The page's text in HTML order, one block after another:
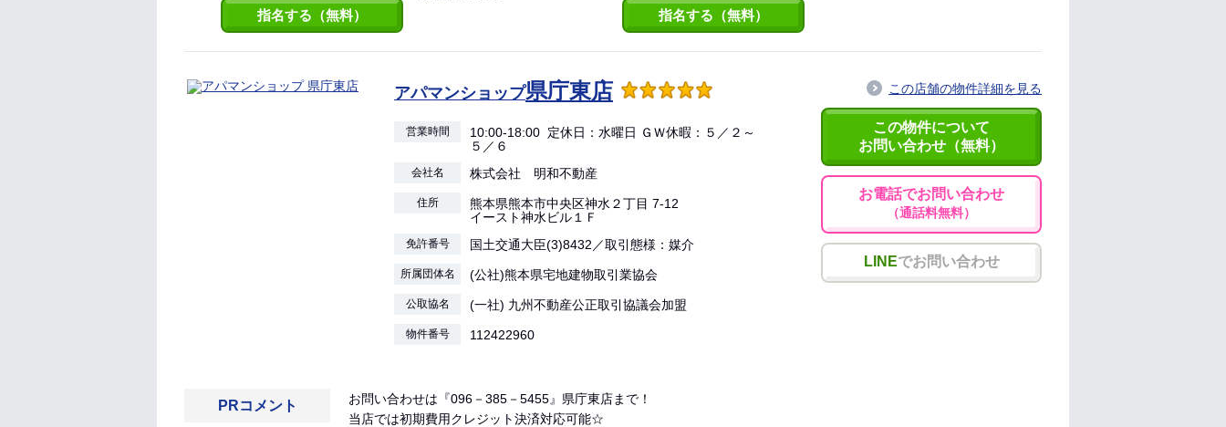
指名する（無料） 指名する（無料）
アパマンショップ県庁東店
営業時間
10:00-18:00 定休日：水曜日 ＧＷ休暇：５／２～
５／６
会社名 株式会社 明和不動産
住所
熊本県熊本市中央区神水２丁目 7-12
イースト神水ビル１Ｆ
免許番号 国土交通大臣(3)8432／取引態様：媒介
所属団体名 (公社)熊本県宅地建物取引業協会
公取協名 (一社) 九州不動産公正取引協議会加盟
物件番号 112422960
この店舗の物件詳細を見る
この物件について
お問い合わせ（無料）
お電話でお問い合わせ
（通話料無料）
LINEでお問い合わせ
PRコメント
お問い合わせは『096－385－5455』県庁東店まで！
当店では初期費用クレジット決済対応可能☆